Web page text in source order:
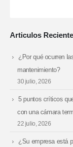
Articulos
¿Por qué ocurren
mantenimiento?
30 julio, 2026
5 puntos críticos
con una cámara
22 julio, 2026
¿Su empresa está